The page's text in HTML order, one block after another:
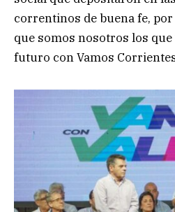
correntinos de buena fe,
que somos nosotros los
futuro con Vamos